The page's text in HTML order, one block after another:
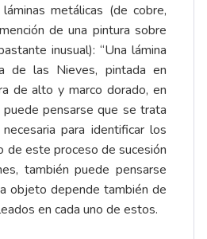
metálicas (de cobre,
de una pintura sobre
inusual): “Una lámina
de las Nieves, pintada en
de alto y marco dorado, en
puede pensarse que se trata
para identificar los
de este proceso de sucesión
también puede pensarse
objeto depende también de
en cada uno de estos.